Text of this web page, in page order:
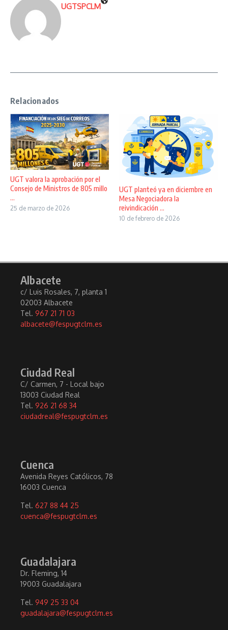
UGTSPCLM
Relacionados
UGT valora la aprobación por el
Consejo de Ministros de 805 millo
...
25 de marzo de 2026
UGT planteó ya en diciembre en
Mesa Negociadora la
reivindicación ...
10 de febrero de 2026
Albacete
c/ Luis Rosales, 7, planta 1
02003 Albacete
Tel. 967 21 71 03
albacete@fespugtclm.es
Ciudad Real
C/ Carmen, 7 - Local bajo
13003 Ciudad Real
Tel. 926 21 68 34
ciudadreal@fespugtclm.es
Cuenca
Avenida Reyes Católicos, 78
16003 Cuenca
Tel. 627 88 44 25
cuenca@fespugtclm.es
Guadalajara
Dr. Fleming, 14
19003 Guadalajara
Tel. 949 25 33 04
guadalajara@fespugtclm.es